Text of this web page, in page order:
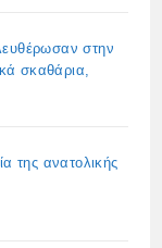
στην
σκαθάρια,
της ανατολικής